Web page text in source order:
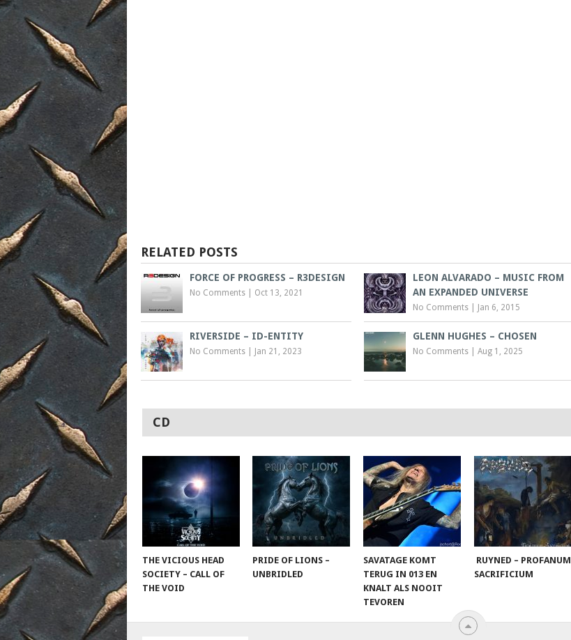
RELATED POSTS
FORCE OF PROGRESS – R3DESIGN
No Comments Oct 13, 2021
LEON ALVARADO – MUSIC FROM
AN EXPANDED UNIVERSE
No Comments Jan 6, 2015
RIVERSIDE – ID-ENTITY
No Comments Jan 21, 2023
GLENN HUGHES – CHOSEN
No Comments |Aug 1, 2025
CD
THE VICIOUS HEAD
SOCIETY – CALL OF
THE VOID
PRIDE OF LIONS –
UNBRIDLED
SAVATAGE KOMT
TERUG IN 013 EN
KNALT ALS NOOIT
TEVOREN
RUYNED – PROFANUM
SACRIFICIUM